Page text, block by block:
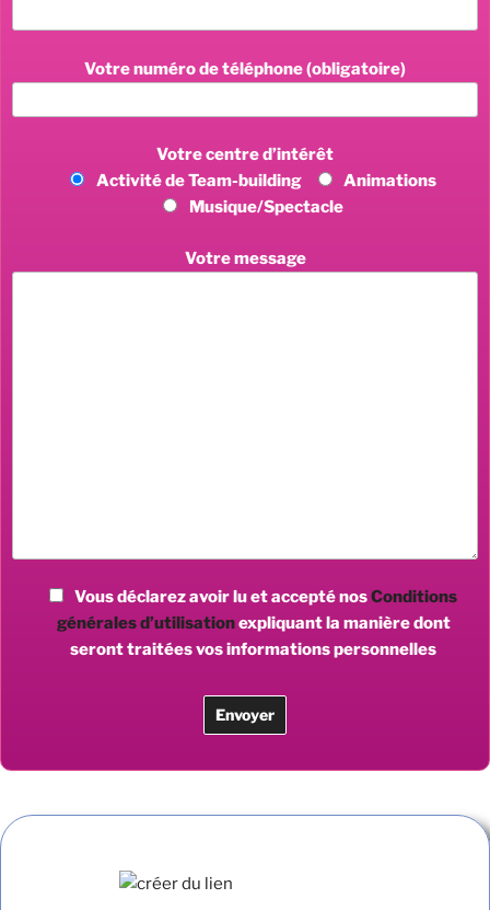
Votre numéro de téléphone (obligatoire)
Votre centre d’intérêt
Activité de Team-building
Animations
Musique/Spectacle
Votre message
Vous déclarez avoir lu et accepté nosConditions
générales d’utilisationexpliquant la manière dont
seront traitées vos informations personnelles